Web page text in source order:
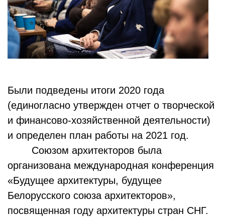
Были подведены итоги 2020 года
(единогласно утвержден отчет о творческой
и финансово-хозяйственной деятельности)
и определен план работы на 2021 год.
Союзом архитекторов была
организована международная конференция
«Будущее архитектуры, будущее
Белорусского союза архитекторов»,
посвященная году архитектуры стран СНГ.